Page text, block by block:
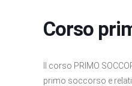
Corso
Il corso PRIMO
primo soccorso e